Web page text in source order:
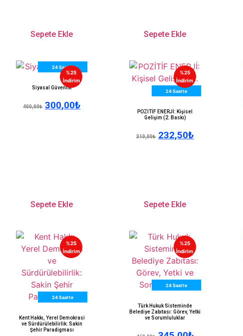
Sepete Ekle Sepete Ekle
24 Saatte
Kargo
%25
İndirim
Siyasal Güvenlik
400,00₺ 300,00₺
Sepete Ekle
24 Saatte
%25
İndirim
POZİTİF ENERJİ: Kişisel
Gelişim (2. Baskı)
310,00₺ 232,50₺
Sepete Ekle
24 Saatte
%25
İndirim
Kent Hakkı, Yerel Demokrasi
ve Sürdürülebilirlik: Sakin
Şehir Paradigması
24 Saatte
%25
İndirim
Türk Hukuk Sisteminde
Belediye Zabıtası: Görev, Yetki
ve Sorumluluklar